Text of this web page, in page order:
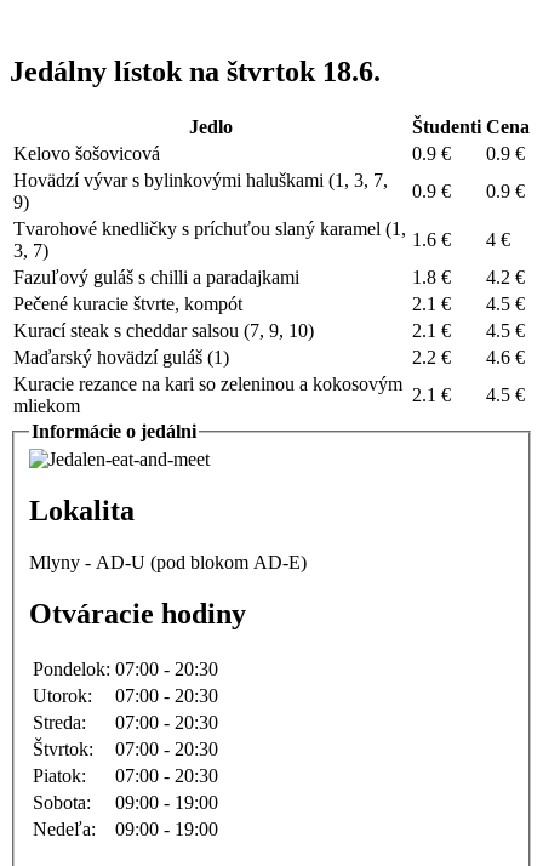
Jedálny lístok na štvrtok 18.6.
Jedlo Študenti Cena
Kelovo šošovicová
0.9 €
0.9 €
Hovädzí vývar s bylinkovými haluškami (1 , 3, 7,
9)
0.9 €
0.9 €
Tvarohové knedličky s príchuťou slaný karamel (1 ,
3, 7)
1.6 €
4 €
Fazuľový guláš s chilli a paradajkami
1.8 €
4.2 €
Pečené kuracie štvrte, kompót
2.1 €
4.5 €
Kurací steak s cheddar salsou (7, 9, 10) 2.1 €
4.5 €
Maďarský hovädzí guláš (1) 2.2 €
4.6 €
Kuracie rezance na kari so zeleninou a kokosovým
mliekom
2.1 €
4.5 €
Informácie o jedálni
Lokalita
Mlyny - AD-U (pod blokom AD-E)
Otváracie hodiny
Pondelok: 07:00 - 20:30
Utorok:
07:00 - 20:30
Streda:
07:00 - 20:30
Štvrtok:
07:00 - 20:30
Piatok:
07:00 - 20:30
Sobota:
09:00 - 19:00
Nedeľa:
09:00 - 19:00